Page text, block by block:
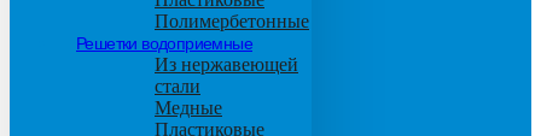
Полимербетонные
Решетки водоприемные
Из нержавеющей
стали
Медные
Пластиковые